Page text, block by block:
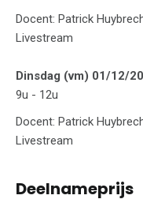
Docent: Patrick
Livestream
Dinsdag (vm) 01/12/
9u - 12u
Docent: Patrick
Livestream
Deelnameprijs